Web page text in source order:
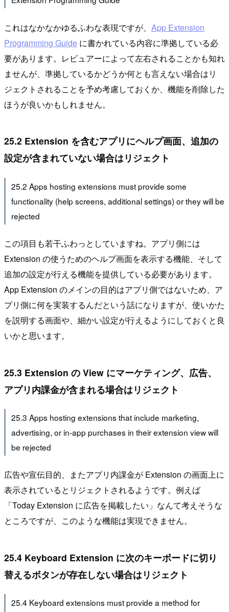
これはなかなかゆるふわな表現ですが、 App Extension
Programming Guide に書かれている内容に準拠している必
要があります。レビュアーによって左右されることかも知れ
ませんが、準拠しているかどうか何とも言えない場合はリ
ジェクトされることを予め考慮しておくか、機能を削除した
ほうが良いかもしれません。
25.2 Extension を含むアプリにヘルプ画面、追加の
設定が含まれていない場合はリジェクト
25.2 Apps hosting extensions must provide some
functionality (help screens, additional settings) or they will be
rejected
この項目も若干ふわっとしていますね。アプリ側には
Extension の使うためのヘルプ画面を表示する機能、そして
追加の設定が行える機能を提供している必要があります。
App Extension のメインの目的はアプリ側ではないため、ア
プリ側に何を実装するんだという話になりますが、使いかた
を説明する画面や、細かい設定が行えるようにしておくと良
いかと思います。
25.3 Extension の View にマーケティング、広告、
アプリ内課金が含まれる場合はリジェクト
25.3 Apps hosting extensions that include marketing,
advertising, or in-app purchases in their extension view will
be rejected
広告や宣伝目的、またアプリ内課金が Extension の画面上に
表示されているとリジェクトされるようです。例えば
「Today Extension に広告を掲載したい」なんて考えそうな
ところですが、このような機能は実現できません。
25.4 Keyboard Extension に次のキーボードに切り
替えるボタンが存在しない場合はリジェクト
25.4 Keyboard extensions must provide a method for